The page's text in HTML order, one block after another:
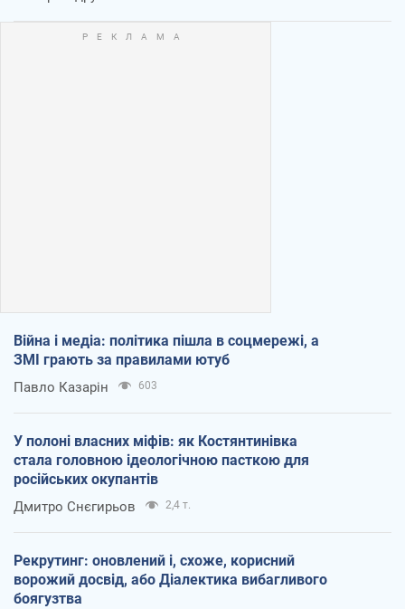
Війна і медіа: політика пішла в соцмережі, а
ЗМІ грають за правилами ютуб
Павло Казарін 603
У полоні власних міфів: як Костянтинівка
стала головною ідеологічною пасткою для
російських окупантів
Дмитро Снєгирьов 2,4 т.
Рекрутинг: оновлений і, схоже, корисний
ворожий досвід, або Діалектика вибагливого
боягузтва